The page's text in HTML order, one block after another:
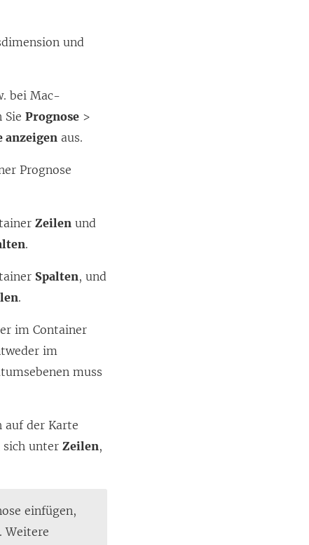
und
bei Mac-
SiePrognose >
anzeigen aus.
Prognose
Zeilen und
.
Spalten, und
.
im Container
im
muss
auf der Karte
sich unterZeilen,
einfügen,
Weitere